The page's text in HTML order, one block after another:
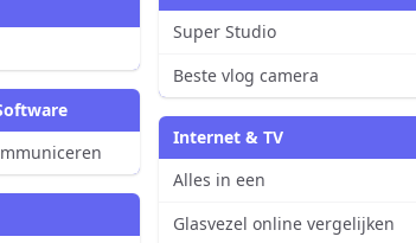
Super Studio
Beste vlog camera
Internet & TV
Alles in een
Glasvezel online vergelijken